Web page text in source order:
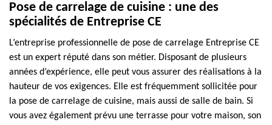
Pose de carrelage de cuisine : une des
spécialités de Entreprise CE
L’entreprise professionnelle de pose de carrelage Entreprise CE
est un expert réputé dans son métier. Disposant de plusieurs
années d’expérience, elle peut vous assurer des réalisations à la
hauteur de vos exigences. Elle est fréquemment sollicitée pour
la pose de carrelage de cuisine, mais aussi de salle de bain. Si
vous avez également prévu une terrasse pour votre maison, son